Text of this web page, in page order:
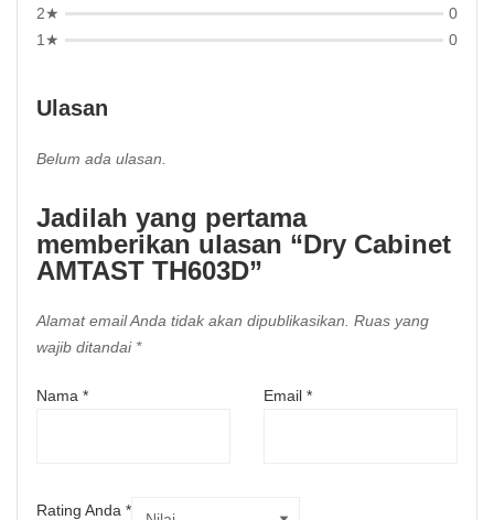
2★
0
1★
0
Ulasan
Belum ada ulasan.
Jadilah yang pertama
memberikan ulasan “Dry Cabinet
AMTAST TH603D”
Alamat email Anda tidak akan dipublikasikan. Ruas yang
wajib ditandai *
Nama * Email *
Rating Anda *